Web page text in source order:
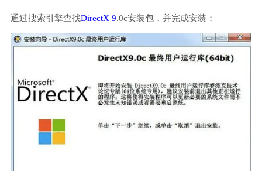
通过搜索引擎查找DirectX 9.0c安装包，并完成安装；